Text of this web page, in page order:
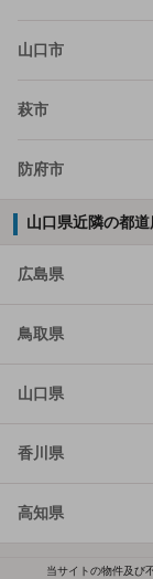
山口市
萩市
防府市
山口県近隣の都
広島県
鳥取県
山口県
香川県
高知県
当サイトの物件及び